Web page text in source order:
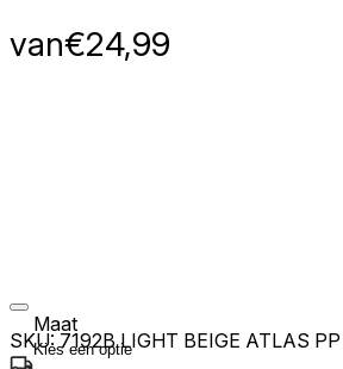
van€24,99
Maat
SKU: 7192B LIGHT BEIGE ATLAS